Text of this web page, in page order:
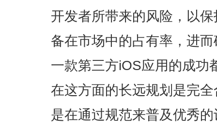
开发者所带来的风险，以
备在市场中的占有率，进
一款第三方iOS应用的成功
在这方面的长远规划是完
是在通过规范来普及优秀